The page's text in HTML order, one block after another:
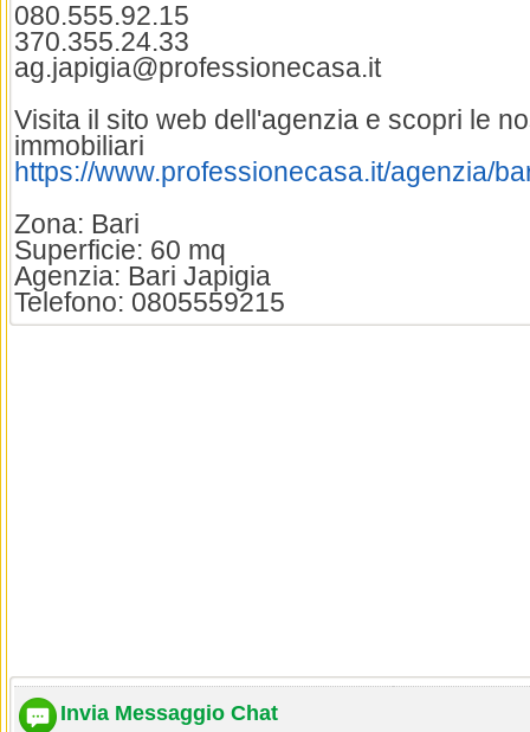
080.555.92.15
370.355.24.33
ag.japigia@professionecasa.it
Visita il sito web dell'agenzia e scopri le
immobiliari
https://www.professionecasa.it/agenzia/
Zona: Bari
Superficie: 60 mq
Agenzia: Bari Japigia
Telefono: 0805559215
Invia Messaggio Chat